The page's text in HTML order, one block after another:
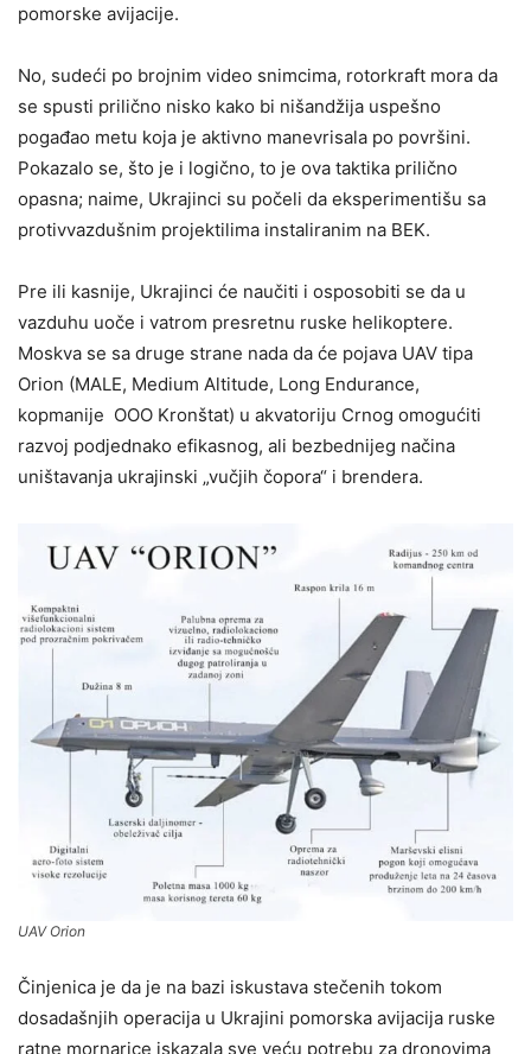
pomorske avijacije.
No, sudeći po brojnim video snimcima, rotorkraft mora da
se spusti prilično nisko kako bi nišandžija uspešno
pogađao metu koja je aktivno manevrisala po površini.
Pokazalo se, što je i logično, to je ova taktika prilično
opasna; naime, Ukrajinci su počeli da eksperimentišu sa
protivvazdušnim projektilima instaliranim na BEK.
Pre ili kasnije, Ukrajinci će naučiti i osposobiti se da u
vazduhu uoče i vatrom presretnu ruske helikoptere.
Moskva se sa druge strane nada da će pojava UAV tipa
Orion (MALE, Medium Altitude, Long Endurance,
kopmanije OOO Kronštat) u akvatoriju Crnog omogućiti
razvoj podjednako efikasnog, ali bezbednijeg načina
uništavanja ukrajinski „vučjih čopora“ i brendera.
UAV Orion
Činjenica je da je na bazi iskustava stečenih tokom
dosadašnjih operacija u Ukrajini pomorska avijacija ruske
ratne mornarice iskazala sve veću potrebu za dronovima